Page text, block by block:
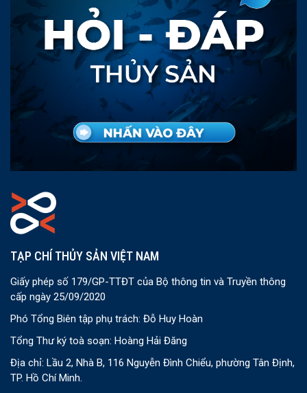
TẠP CHÍ THỦY SẢN VIỆT NAM
Giấy phép số 179/GP-TTĐT của Bộ thông tin và Truyền thông
cấp ngày 25/09/2020
Phó Tổng Biên tập phụ trách: Đỗ Huy Hoàn
Tổng Thư ký toà soạn: Hoàng Hải Đăng
Địa chỉ: Lầu 2, Nhà B, 116 Nguyễn Đình Chiểu, phường Tân Định,
TP. Hồ Chí Minh.